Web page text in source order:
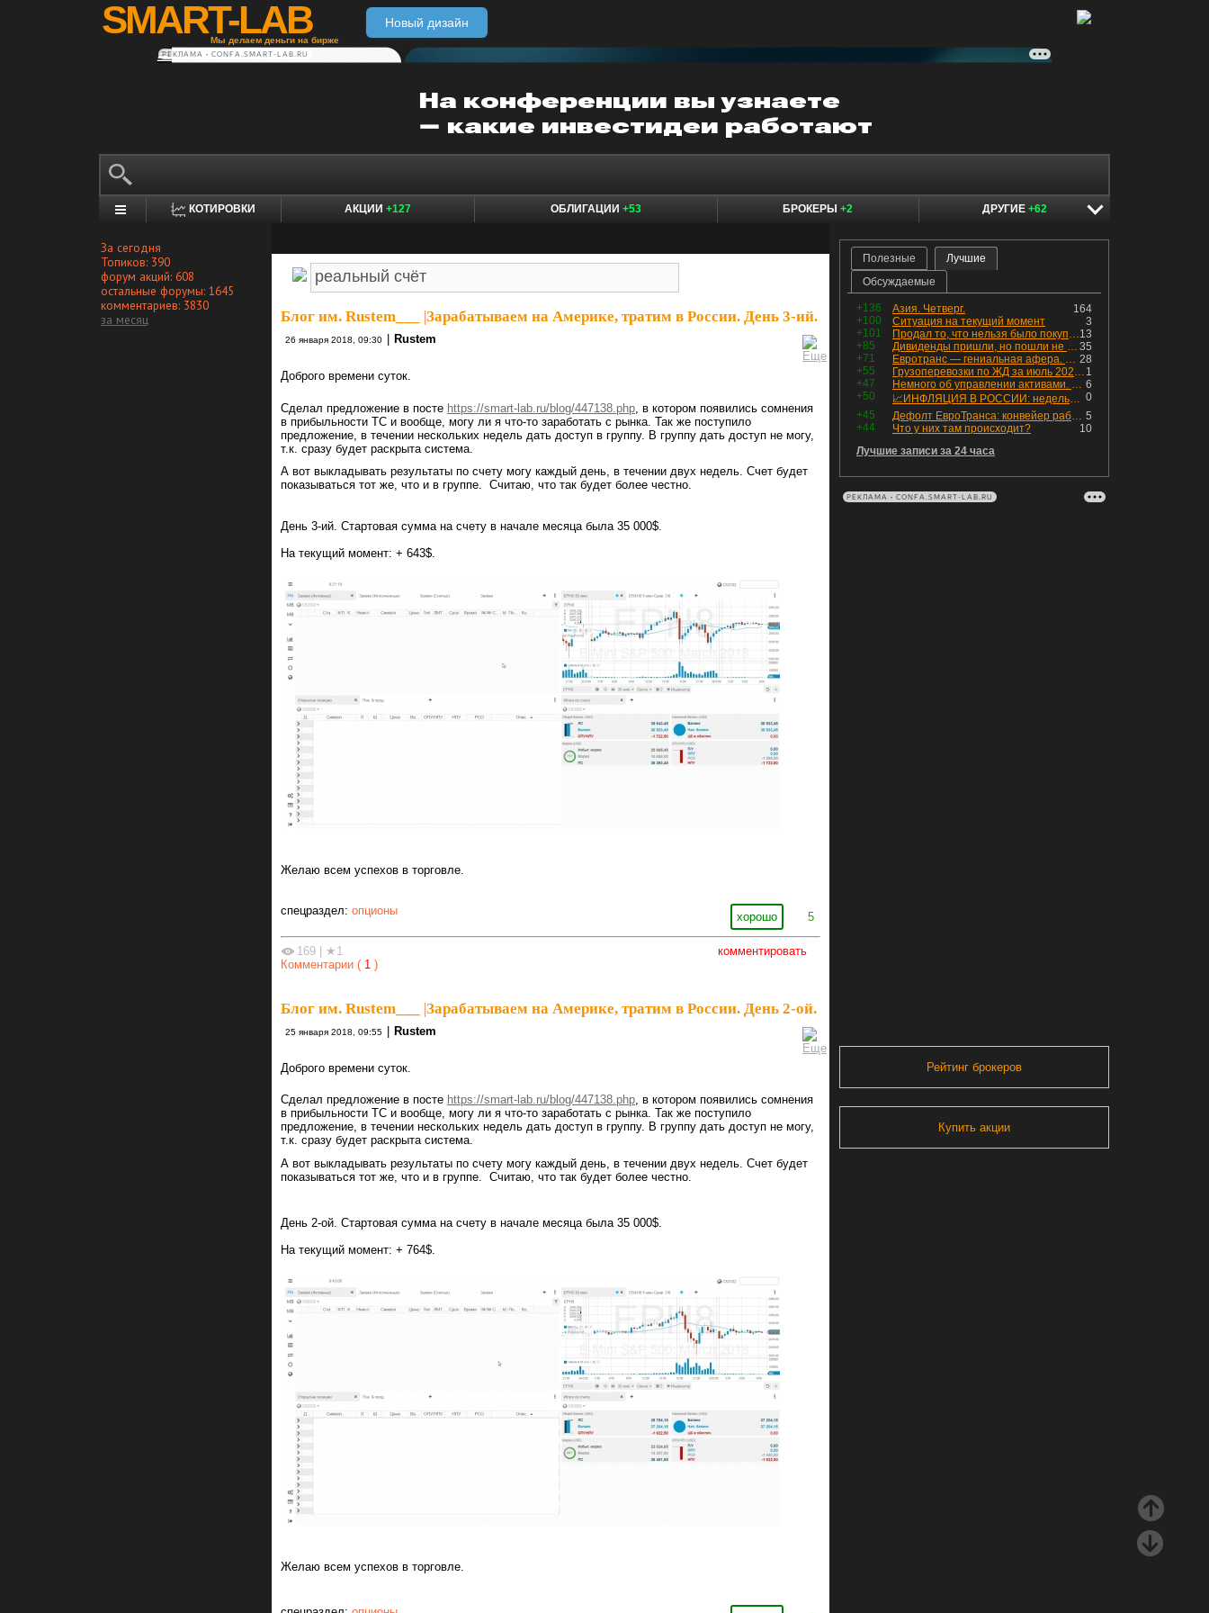
SMART-LAB
Мы делаем деньги на бирже
Новый дизайн
РЕКЛАМА • CONFA.SMART-LAB.RU
КОТИРОВКИ АКЦИИ +127 ОБЛИГАЦИИ +53 БРОКЕРЫ +2 ДРУГИЕ +62
За сегодня
Топиков: 390
форум акций: 608
остальные форумы: 1645
комментариев: 3830
за месяц
Блог им. Rustem___ Зарабатываем на Америке, тратим в России. День 3-ий.
26 января 2018, 09:30 Rustem
Доброго времени суток.
Сделал предложение в посте https://smart-lab.ru/blog/447138.php , в котором появились сомнения
в прибыльности ТС и вообще, могу ли я что-то заработать с рынка. Так же поступило
предложение, в течении нескольких недель дать доступ в группу. В группу дать доступ не могу,
т.к. сразу будет раскрыта система.
А вот выкладывать результаты по счету могу каждый день, в течении двух недель. Счет будет
показываться тот же, что и в группе. Считаю, что так будет более честно.
День 3-ий. Стартовая сумма на счету в начале месяца была 35 000$.
На текущий момент: + 643$.
Желаю всем успехов в торговле.
хорошо 5
спецраздел: опционы
комментировать
169 | ★1
Комментарии ( 1 )
Блог им. Rustem___ |Зарабатываем на Америке, тратим в России. День 2-ой.
25 января 2018, 09:55 | Rustem
Доброго времени суток.
Сделал предложение в посте https://smart-lab.ru/blog/447138.php , в котором появились сомнения
в прибыльности ТС и вообще, могу ли я что-то заработать с рынка. Так же поступило
предложение, в течении нескольких недель дать доступ в группу. В группу дать доступ не могу,
т.к. сразу будет раскрыта система.
А вот выкладывать результаты по счету могу каждый день, в течении двух недель. Счет будет
показываться тот же, что и в группе. Считаю, что так будет более честно.
День 2-ой. Стартовая сумма на счету в начале месяца была 35 000$.
На текущий момент: + 764$.
Желаю всем успехов в торговле.
Полезные
Лучшие
Обсуждаемые
+136 164
Азия. Четверг.
+100
3
Ситуация на текущий момент
+101
13
Продал то, что нельзя было покупать. Изменения в портфеле
+85
35
Дивиденды пришли, но пошли не туда
+71
28
Евротранс — гениальная афера. Собрал с инвесторов денег, выплатил дивидендов больше текущей капитализации и ушёл в дефолт
+55
1
Грузоперевозки по ЖД за июль 2026 г. — четвёртый месяц подряд роста, чёрные металлы на уровне прошлого года, а каменный уголь в плюсе.
+47
6
Немного об управлении активами. Для заинтересованных
+50
0
📈ИНФЛЯЦИЯ В РОССИИ: недельная дефляция, но в годовом выражении рост 😢
+45
5
Дефолт ЕвроТранса: конвейер работает исправно
+44
10
Что у них там происходит?
Лучшие записи за 24 часа
РЕКЛАМА • CONFA.SMART-LAB.RU
Рейтинг брокеров
Купить акции